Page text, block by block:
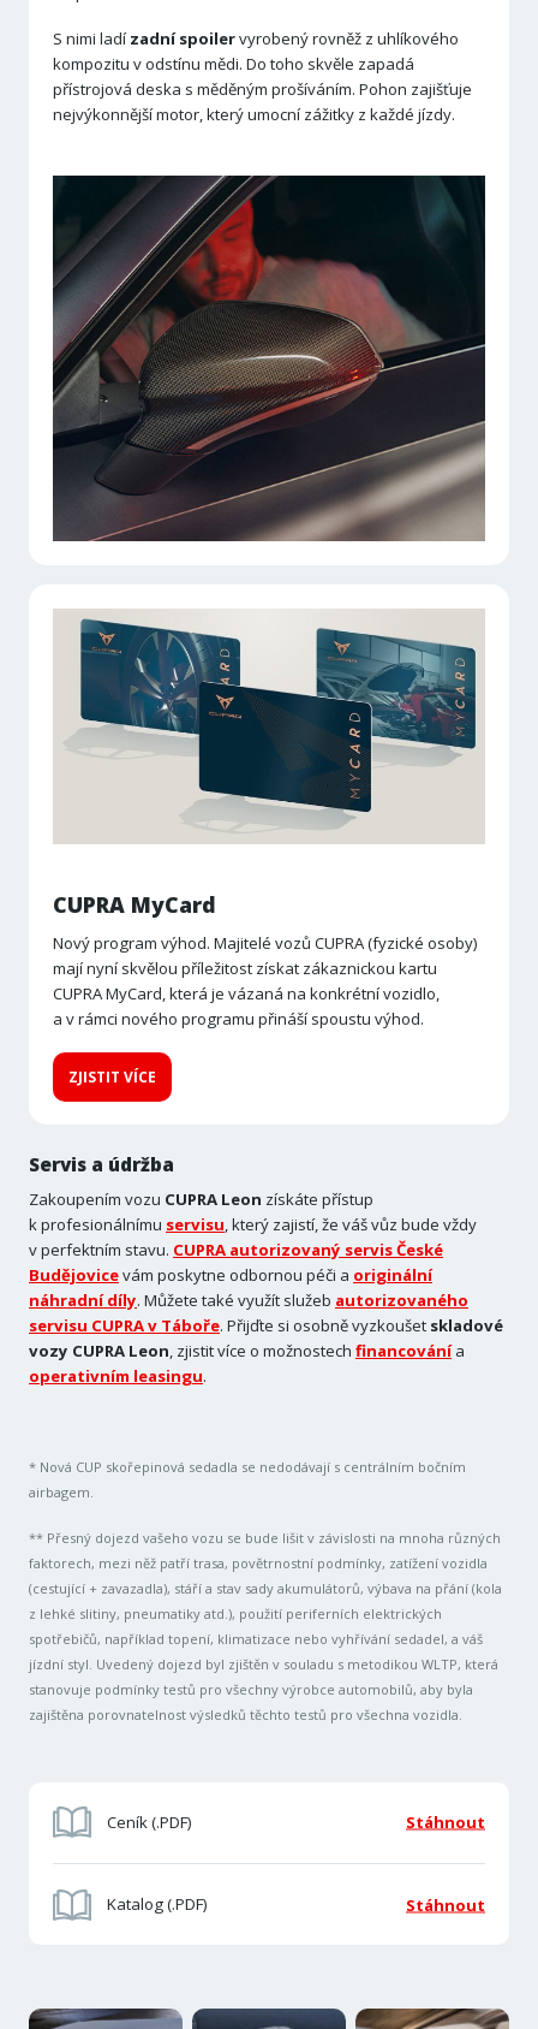
S nimi ladí zadní spoilervyrobený rovněž z uhlíkového
kompozitu v odstínu mědi. Do toho skvěle zapadá
přístrojová deska s měděným prošíváním. Pohon zajišťuje
nejvýkonnější motor, který umocní zážitky z každé jízdy.
CUPRA MyCard
Nový program výhod. Majitelé vozů CUPRA (fyzické osoby)
mají nyní skvělou příležitost získat zákaznickou kartu
CUPRA MyCard, která je vázaná na konkrétní vozidlo,
a v rámci nového programu přináší spoustu výhod.
ZJISTIT VÍCE
Servis a údržba
Zakoupením vozu CUPRA Leon získáte přístup
k profesionálnímu servisu, který zajistí, že váš vůz bude vždy
v perfektním stavu. CUPRA autorizovaný servis České
Budějovicevám poskytne odbornou péči a originální
náhradní díly. Můžete také využít služeb autorizovaného
servisu CUPRA v Táboře. Přijďte si osobně vyzkoušet skladové
vozy CUPRA Leon, zjistit více o možnostech financování a
operativním leasingu.
* Nová CUP skořepinová sedadla se nedodávají s centrálním bočním
airbagem.
** Přesný dojezd vašeho vozu se bude lišit v závislosti na mnoha různých
faktorech, mezi něž patří trasa, povětrnostní podmínky, zatížení vozidla
(cestující + zavazadla), stáří a stav sady akumulátorů, výbava na přání (kola
z lehké slitiny, pneumatiky atd.), použití periferních elektrických
spotřebičů, například topení, klimatizace nebo vyhřívání sedadel, a váš
jízdní styl. Uvedený dojezd byl zjištěn v souladu s metodikou WLTP, která
stanovuje podmínky testů pro všechny výrobce automobilů, aby byla
zajištěna porovnatelnost výsledků těchto testů pro všechna vozidla.
Ceník (.PDF) Stáhnout
Katalog (.PDF) Stáhnout